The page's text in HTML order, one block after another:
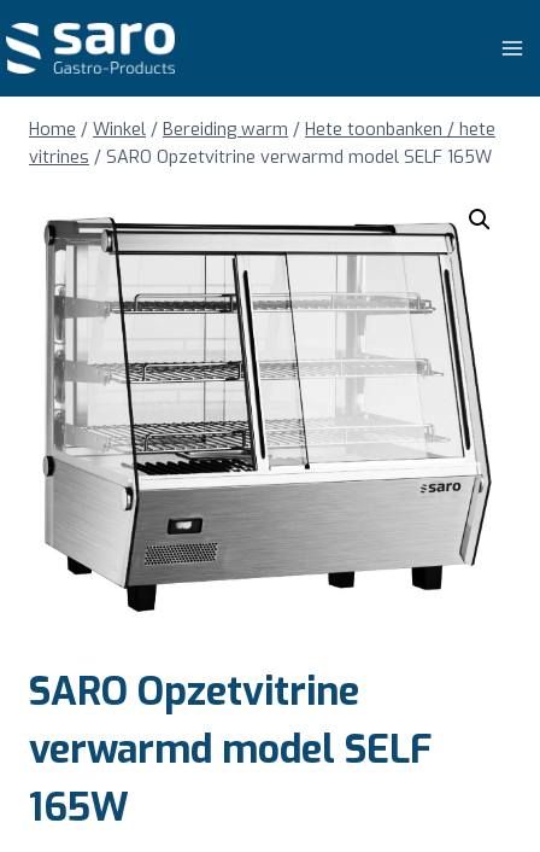
naar
inhoud
Home / Winkel / Bereiding warm / Hete toonbanken / hete
vitrines / SARO Opzetvitrine verwarmd model SELF 165W
SARO Opzetvitrine
verwarmd model SELF
165W